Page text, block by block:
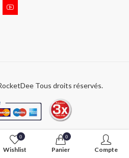
Tous droits réservés.
0
Wishlist
0
Panier Compte